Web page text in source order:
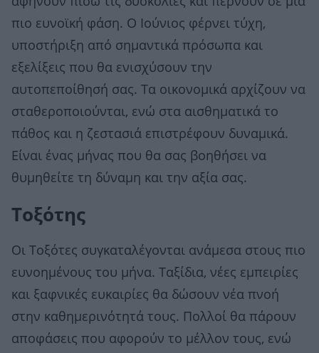
πιο ευνοϊκή φάση. Ο Ιούνιος φέρνει τύχη,
υποστήριξη από σημαντικά πρόσωπα και
εξελίξεις που θα ενισχύσουν την
αυτοπεποίθησή σας. Τα οικονομικά αρχίζουν να
σταθεροποιούνται, ενώ στα αισθηματικά το
πάθος και η ζεστασιά επιστρέφουν δυναμικά.
Είναι ένας μήνας που θα σας βοηθήσει να
θυμηθείτε τη δύναμη και την αξία σας.
Τοξότης
Οι Τοξότες συγκαταλέγονται ανάμεσα στους πιο
ευνοημένους του μήνα. Ταξίδια, νέες εμπειρίες
και ξαφνικές ευκαιρίες θα δώσουν νέα πνοή
στην καθημερινότητά τους. Πολλοί θα πάρουν
αποφάσεις που αφορούν το μέλλον τους, ενώ